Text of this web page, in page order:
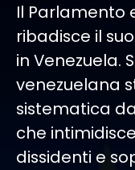
Il Parlamento
ribadisce il
in Venezuela.
venezuelana
sistematica
che
dissidenti e